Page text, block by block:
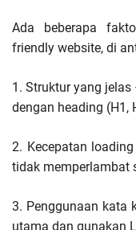
Ada beberapa
friendly website, di
1.Struktur yang
dengan heading (H1,
2. Kecepatan
tidak memperlambat
3. Penggunaan kata
utama dan gunakan